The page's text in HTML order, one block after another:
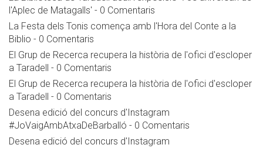
l'Aplec de Matagalls' - 0 Comentaris
La Festa dels Tonis comença amb l'Hora del Conte a la
Biblio - 0 Comentaris
El Grup de Recerca recupera la història de l'ofici d'escloper
a Taradell - 0 Comentaris
El Grup de Recerca recupera la història de l'ofici d'escloper
a Taradell - 0 Comentaris
Desena edició del concurs d'Instagram
#JoVaigAmbAtxaDeBarballó - 0 Comentaris
Desena edició del concurs d'Instagram